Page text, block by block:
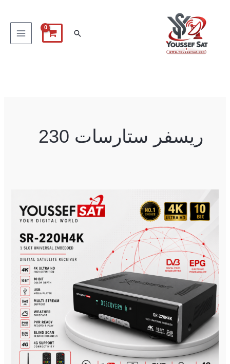
البحث
ريسفر ستارسات 230
220